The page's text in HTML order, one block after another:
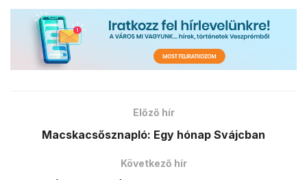
Előző hír
Macskacsősznapló: Egy hónap Svájcban
Következő hír